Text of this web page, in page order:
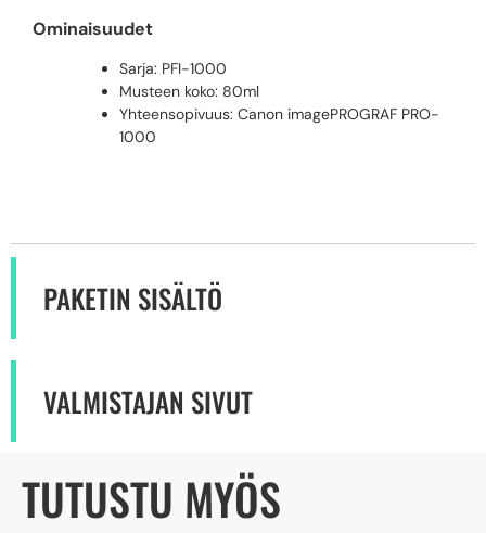
Ominaisuudet
Sarja: PFI-1000
Musteen koko: 80ml
Yhteensopivuus: Canon imagePROGRAF PRO-
1000
PAKETIN SISÄLTÖ
VALMISTAJAN SIVUT
TUTUSTU MYÖS